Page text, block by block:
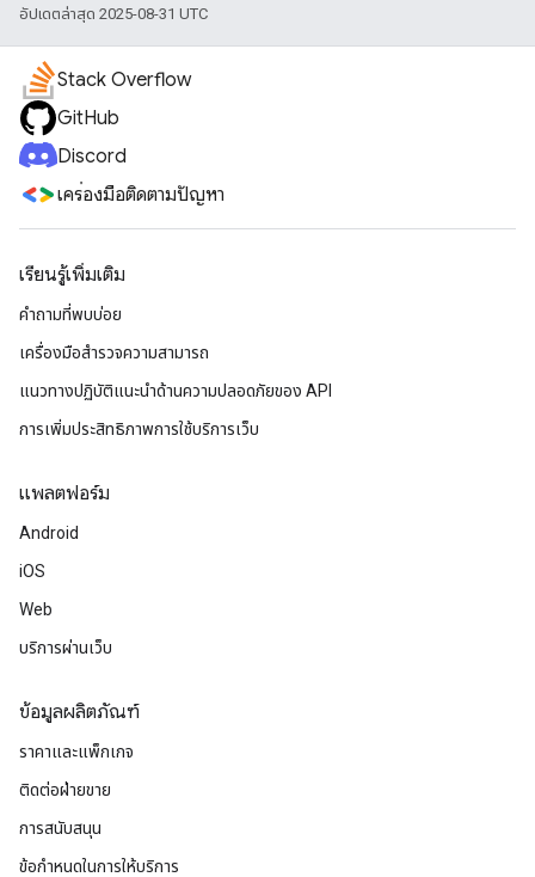
อัปเดตล่าสุด 2025-08-31 UTC
Stack Overflow
GitHub
Discord
เครื่องมือติดตามปัญหา
เรียนรู้เพิ่มเติม
คำถามที่พบบ่อย
เครื่องมือสำรวจความสามารถ
แนวทางปฏิบัติแนะนําด้านความปลอดภัยของ API
การเพิ่มประสิทธิภาพการใช้บริการเว็บ
แพลตฟอร์ม
Android
iOS
Web
บริการผ่านเว็บ
ข้อมูลผลิตภัณฑ์
ราคาและแพ็กเกจ
ติดต่อฝ่ายขาย
การสนับสนุน
ข้อกำหนดในการให้บริการ